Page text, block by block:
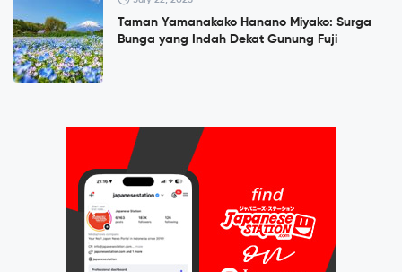
Taman Yamanakako Hanano Miyako: Surga
Bunga yang Indah Dekat Gunung Fuji